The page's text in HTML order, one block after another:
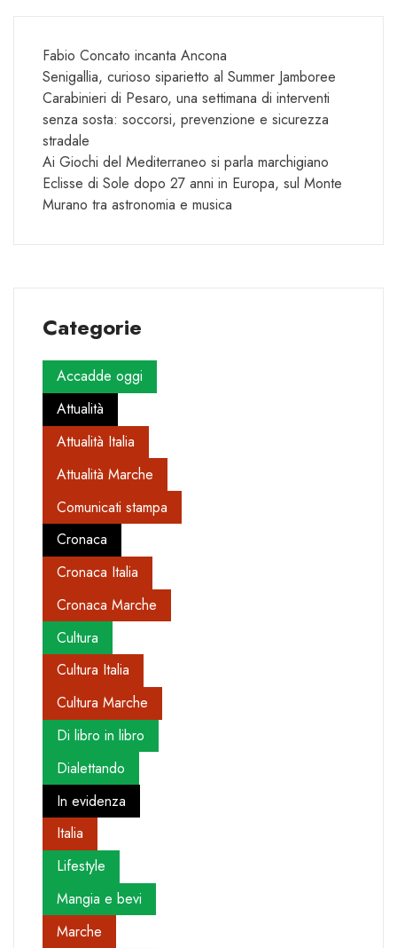
Fabio Concato incanta Ancona
Senigallia, curioso siparietto al Summer Jamboree
Carabinieri di Pesaro, una settimana di interventi
senza sosta: soccorsi, prevenzione e sicurezza
stradale
Ai Giochi del Mediterraneo si parla marchigiano
Eclisse di Sole dopo 27 anni in Europa, sul Monte
Murano tra astronomia e musica
Categorie
Accadde oggi
Attualità
Attualità Italia
Attualità Marche
Comunicati stampa
Cronaca
Cronaca Italia
Cronaca Marche
Cultura
Cultura Italia
Cultura Marche
Di libro in libro
Dialettando
In evidenza
Italia
Lifestyle
Mangia e bevi
Marche